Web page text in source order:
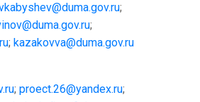
;
;
; kazakovva@duma.gov.ru
.ru; proect.26@yandex.ru;